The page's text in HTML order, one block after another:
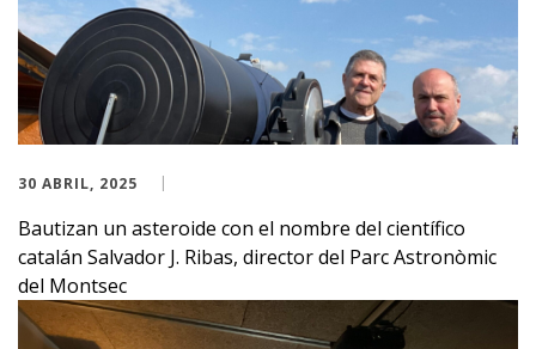
30 ABRIL, 2025
Bautizan un asteroide con el nombre del científico
catalán Salvador J. Ribas, director del Parc Astronòmic
del Montsec